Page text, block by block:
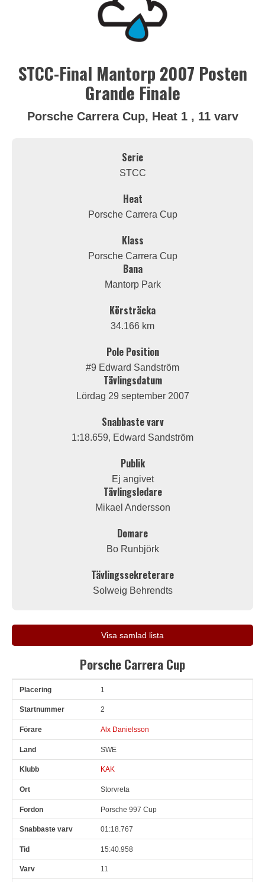
STCC-Final Mantorp 2007 Posten
Grande Finale
Porsche Carrera Cup, Heat 1 , 11 varv
Serie
STCC
Heat
Porsche Carrera Cup
Klass
Porsche Carrera Cup
Bana
Mantorp Park
Körsträcka
34.166 km
Pole Position
#9 Edward Sandström
Tävlingsdatum
Lördag 29 september 2007
Snabbaste varv
1:18.659, Edward Sandström
Publik
Ej angivet
Tävlingsledare
Mikael Andersson
Domare
Bo Runbjörk
Tävlingssekreterare
Solweig Behrendts
Visa samlad lista
Porsche Carrera Cup
Pl Snr 1
2
Alx Danielsson
SWE
KAK
Storvreta
Porsche 997 Cup
01:18.767
15:40.958
11